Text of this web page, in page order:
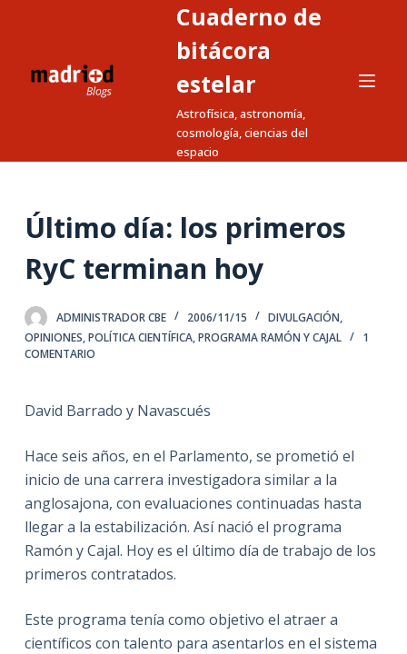
a
n
Cuaderno de
bitácora
estelar
Astrofísica, astronomía,
cosmología, ciencias del
espacio
Último día: los primeros
RyC terminan hoy
ADMINISTRADOR CBE 2006/11/15 DIVULGACIÓN,
OPINIONES,POLÍTICA CIENTÍFICA,PROGRAMA RAMÓN Y CAJAL
1
COMENTARIO
David Barrado y Navascués
Hace seis años, en el Parlamento, se prometió el
inicio de una carrera investigadora similar a la
anglosajona, con evaluaciones continuadas hasta
llegar a la estabilización. Así nació el programa
Ramón y Cajal. Hoy es el último día de trabajo de los
primeros contratados.
Este programa tenía como objetivo el atraer a
científicos con talento para asentarlos en el sistema